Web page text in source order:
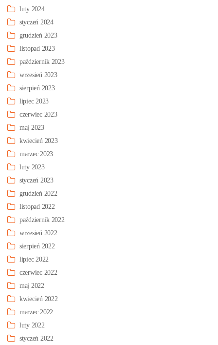
luty 2024
styczeń 2024
grudzień 2023
listopad 2023
październik 2023
wrzesień 2023
sierpień 2023
lipiec 2023
czerwiec 2023
maj 2023
kwiecień 2023
marzec 2023
luty 2023
styczeń 2023
grudzień 2022
listopad 2022
październik 2022
wrzesień 2022
sierpień 2022
lipiec 2022
czerwiec 2022
maj 2022
kwiecień 2022
marzec 2022
luty 2022
styczeń 2022